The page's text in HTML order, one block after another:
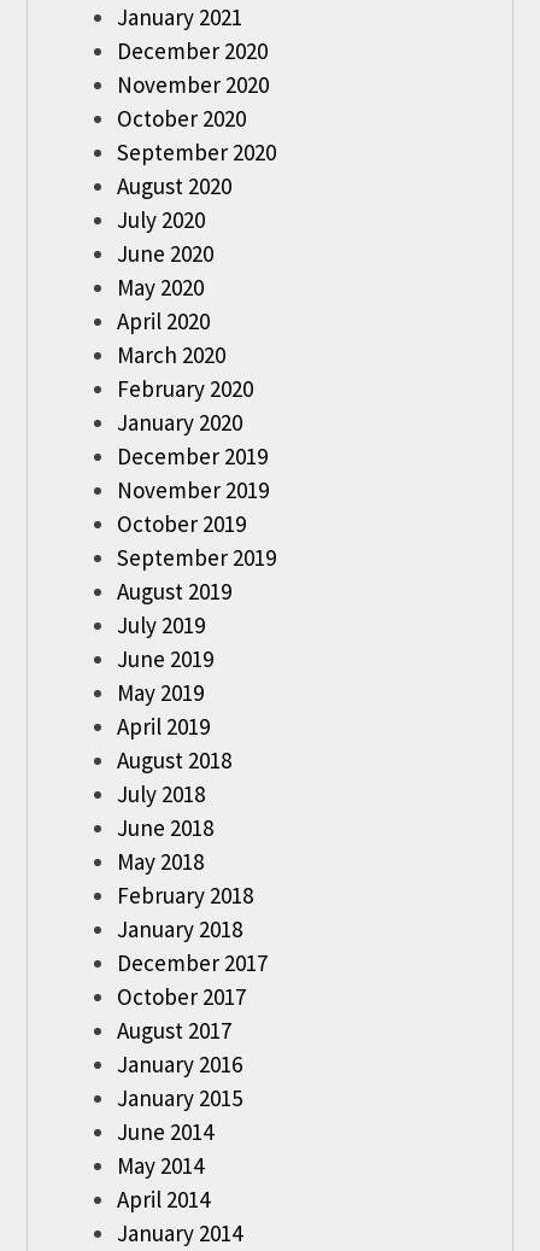
January 2021
December 2020
November 2020
October 2020
September 2020
August 2020
July 2020
June 2020
May 2020
April 2020
March 2020
February 2020
January 2020
December 2019
November 2019
October 2019
September 2019
August 2019
July 2019
June 2019
May 2019
April 2019
August 2018
July 2018
June 2018
May 2018
February 2018
January 2018
December 2017
October 2017
August 2017
January 2016
January 2015
June 2014
May 2014
April 2014
January 2014